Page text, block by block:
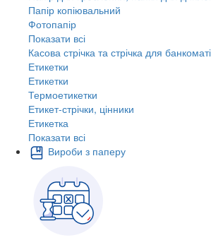
Папір копіювальний
Фотопапір
Показати всі
Касова стрічка та стрічка для
Етикетки
Етикетки
Термоетикетки
Етикет-стрічки, цінники
Етикетка
Показати всі
Вироби з паперу